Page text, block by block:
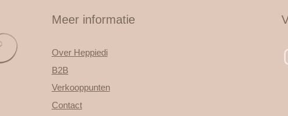
Meer informatie
Over Heppiedi
B2B
Verkooppunten
Contact